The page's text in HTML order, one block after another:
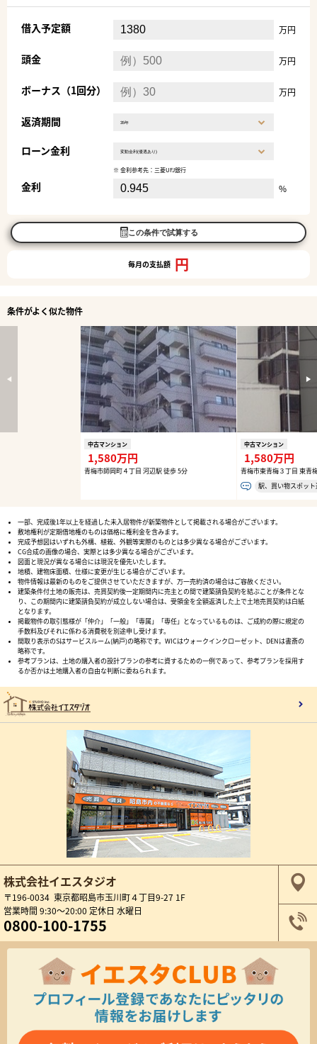
借入予定額 万円
頭金 万円
ボーナス（1回分） 万円
返済期間
ローン金利
※ 金利参考先：三菱UFJ銀行
金利 %
この条件で試算する
毎月の支払額 円
条件がよく似た物件
中古マンション
1,580万円
青梅市師岡町４丁目 河辺駅 徒歩 5分
中古マンション
1,580万円
青梅市東青梅３丁目 東青
駅、買い物スポッ
一部、完成後1年以上を経過した未入居物件が新築物件として掲載される場合がございます。
敷地権利が定期借地権のものは価格に権利金を含みます。
完成予想図はいずれも外構、植栽、外観等実際のものとは多少異なる場合がございます。
CG合成の画像の場合、実際とは多少異なる場合がございます。
図面と現況が異なる場合には現況を優先いたします。
地積、建物床面積、仕様に変更が生じる場合がございます。
物件情報は最新のものをご提供させていただきますが、万一売約済の場合はご容赦ください。
建築条件付土地の販売は、売買契約後一定期間内に売主との間で建築請負契約を結ぶことが条件とな
り、この期間内に建築請負契約が成立しない場合は、受領金を全額返済した上で土地売買契約は白紙
となります。
掲載物件の取引態様が「仲介」「一般」「専属」「専任」となっているものは、ご成約の際に規定の
手数料及びそれに係わる消費税を別途申し受けます。
間取り表示のSはサービスルーム(納戸)の略称です。WICはウォークインクローゼット、DENは書斎の
略称です。
参考プランは、土地の購入者の設計プランの参考に資するための一例であって、参考プランを採用す
るか否かは土地購入者の自由な判断に委ねられます。
株式会社イエスタジオ
〒196-0034 東京都昭島市玉川町４丁目9-27 1F
営業時間 9:30～20:00 定休日 水曜日
0800-100-1755